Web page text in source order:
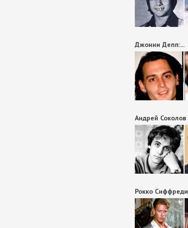
Джонни Депп:...
Андрей Соколов
Рокко Сиффреди